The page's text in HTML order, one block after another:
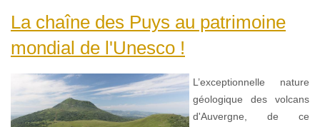
La chaîne des Puys au patrimoine
mondial de l'Unesco !
L’exceptionnelle nature
géologique des volcans
d'Auvergne, de ce